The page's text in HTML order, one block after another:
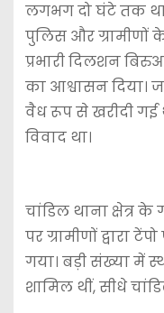
लगभग दो घंटे तक
पुलिस और ग्रामीणों
प्रभारी दिलशन
का आश्वासन दिया।
वैध रूप से खरीदी
विवाद था।
चांडिल थाना क्षेत्र
पर ग्रामीणों द्वारा
गया। बड़ी संख्या में
शामिल थीं, सीधे